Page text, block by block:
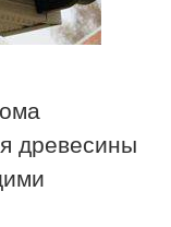
древесины